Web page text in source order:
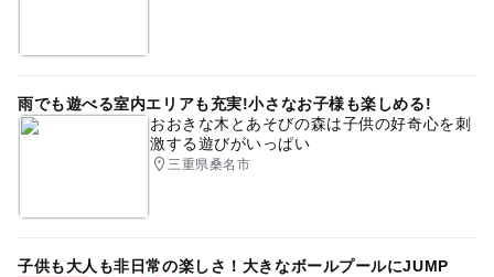
雨でも遊べる室内エリアも充実!小さなお子様も楽しめる!
おおきな木とあそびの森は子供の好奇心を刺
激する遊びがいっぱい
三重県桑名市
子供も大人も非日常の楽しさ！大きなボールプールにJUMP